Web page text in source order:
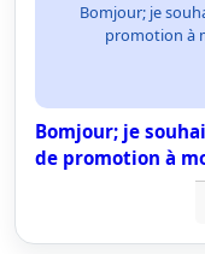
Bomjour; je
promotion à
Bomjour; je
de promotion à